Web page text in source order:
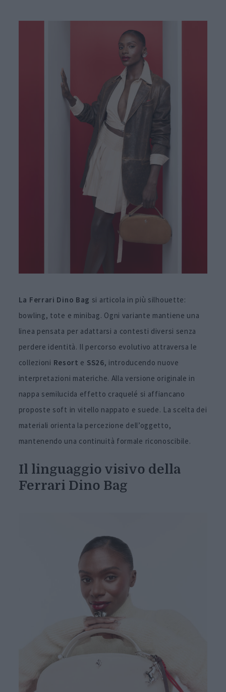
La Ferrari Dino Bag si articola in più silhouette:
bowling, tote e minibag. Ogni variante mantiene una
linea pensata per adattarsi a contesti diversi senza
perdere identità. Il percorso evolutivo attraversa le
collezioni Resort e SS26, introducendo nuove
interpretazioni materiche. Alla versione originale in
nappa semilucida effetto craquelé si affiancano
proposte soft in vitello nappato e suede. La scelta dei
materiali orienta la percezione dell’oggetto,
mantenendo una continuità formale riconoscibile.
Il linguaggio visivo della
Ferrari Dino Bag